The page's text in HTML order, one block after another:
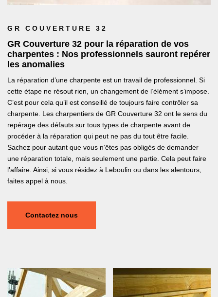
GR COUVERTURE 32
GR Couverture 32 pour la réparation de vos
charpentes : Nos professionnels sauront repérer
les anomalies
La réparation d’une charpente est un travail de professionnel. Si
cette étape ne résout rien, un changement de l’élément s’impose.
C’est pour cela qu’il est conseillé de toujours faire contrôler sa
charpente. Les charpentiers de GR Couverture 32 ont le sens du
repérage des défauts sur tous types de charpente avant de
procéder à la réparation qui peut ne pas du tout être facile.
Sachez pour autant que vous n’êtes pas obligés de demander
une réparation totale, mais seulement une partie. Cela peut faire
l’affaire. Ainsi, si vous résidez à Leboulin ou dans les alentours,
faites appel à nous.
Contactez nous